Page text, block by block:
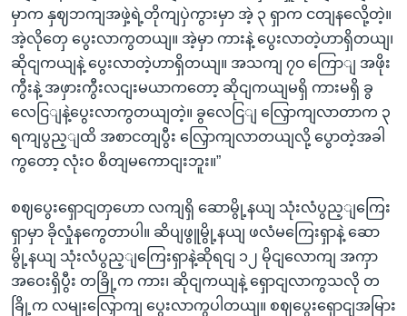
မှာက နှဈဘကျအဖှဲ့ရဲ့တိုကျပှဲကွားမှာ အဲ့ ၃ ရှာက ငတျနလေို့တဲ့။
အဲ့လိုတှေ ပွေးလာကွတယျ။ အဲ့မှာ ကားနဲ့ ပွေးလာတဲ့ဟာရှိတယျ၊
ဆိုငျကယျနဲ့ ပွေးလာတဲ့ဟာရှိတယျ။ အသကျ ၇၀ ကြောျ အဖိုး
ကွီးနဲ့ အဖှားကွီးလငျးမယာကတော့ ဆိုငျကယျမရှိ ကားမရှိ ခွ
လေငြျနဲ့ပွေးလာကွတယျတဲ့။ ခွလေငြျ လြှောကျလာတာက ၃
ရကျပွည့ျထိ အစာငတျပွီး လြှောကျလာတယျလို့ ပွောတဲ့အခါ
ကွတော့ လုံးဝ စိတျမကောငျးဘူး။”
စဈပွေးရှောငျတှဟော လကျရှိ ဆောမွို့နယျ သုံးလံပွည့ျကြေး
ရှာမှာ ခိုလှုံနကွေတာပါ။ ဆိပျဖွူမွို့နယျ ဖလံမကြေးရှာနဲ့ ဆော
မွို့နယျ သုံးလံပွည့ျကြေးရှာနဲ့ဆိုရငျ ၁၂ မိုငျလောကျ အကှာ
အဝေးရှိပွီး တခြို့က ကား၊ ဆိုငျကယျနဲ့ ရှောငျလာကွသလို တ
ခြို့က လမျးလြှောကျ ပွေးလာကွပါတယျ။ စဈပွေးရှောငျအမြား